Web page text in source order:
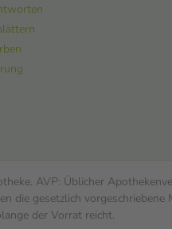
AVP: Üblicher
die gesetzlich
der Vorrat reicht.